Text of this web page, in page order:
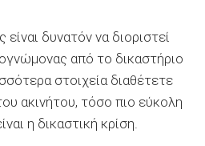
δυνατόν να διοριστεί
από το δικαστήριο
στοιχεία διαθέτετε
ακινήτου, τόσο πιο εύκολη
η δικαστική κρίση.